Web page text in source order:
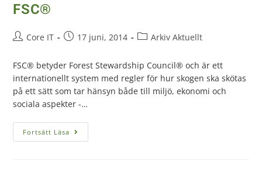
FSC®
Core IT 17 juni, 2014 Arkiv Aktuellt
FSC® betyder Forest Stewardship Council® och är ett
internationellt system med regler för hur skogen ska skötas
på ett sätt som tar hänsyn både till miljö, ekonomi och
sociala aspekter -…
Fortsätt Läsa